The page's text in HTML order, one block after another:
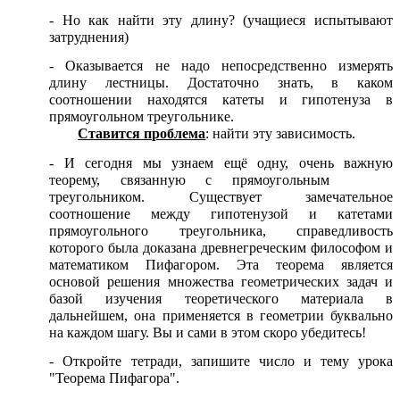
- Но как найти эту длину? (учащиеся испытывают
затруднения)
- Оказывается не надо непосредственно измерять
длину лестницы. Достаточно знать, в каком
соотношении находятся катеты и гипотенуза в
прямоугольном треугольнике.
Ставится проблема: найти эту зависимость.
- И сегодня мы узнаем ещё одну, очень важную
теорему, связанную с прямоугольным
треугольником. Существует замечательное
соотношение между гипотенузой и катетами
прямоугольного треугольника, справедливость
которого была доказана древнегреческим философом и
математиком Пифагором. Эта теорема является
основой решения множества геометрических задач и
базой изучения теоретического материала в
дальнейшем, она применяется в геометрии буквально
на каждом шагу. Вы и сами в этом скоро убедитесь!
- Откройте тетради, запишите число и тему урока
"Теорема Пифагора".